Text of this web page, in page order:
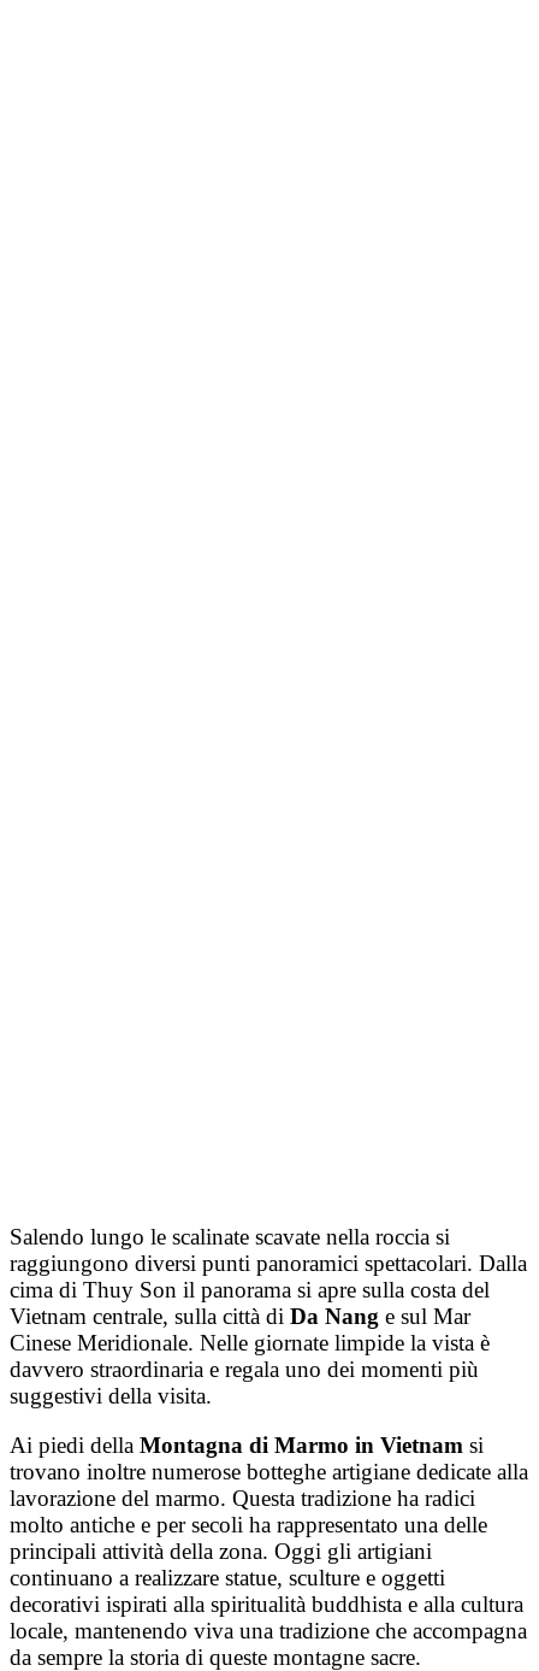
Salendo lungo le scalinate scavate nella roccia si
raggiungono diversi punti panoramici spettacolari. Dalla
cima di Thuy Son il panorama si apre sulla costa del
Vietnam centrale, sulla città di Da Nang e sul Mar
Cinese Meridionale. Nelle giornate limpide la vista è
davvero straordinaria e regala uno dei momenti più
suggestivi della visita.
Ai piedi della Montagna di Marmo in Vietnam si
trovano inoltre numerose botteghe artigiane dedicate alla
lavorazione del marmo. Questa tradizione ha radici
molto antiche e per secoli ha rappresentato una delle
principali attività della zona. Oggi gli artigiani
continuano a realizzare statue, sculture e oggetti
decorativi ispirati alla spiritualità buddhista e alla cultura
locale, mantenendo viva una tradizione che accompagna
da sempre la storia di queste montagne sacre.